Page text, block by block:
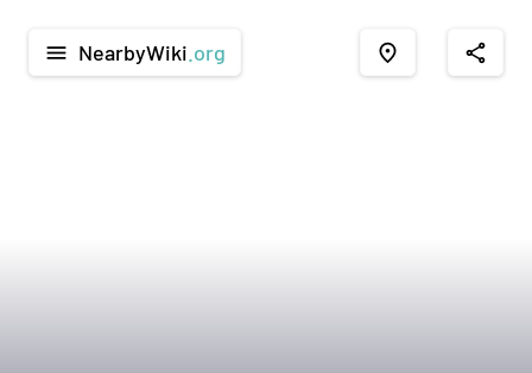
menu NearbyWiki .org place share